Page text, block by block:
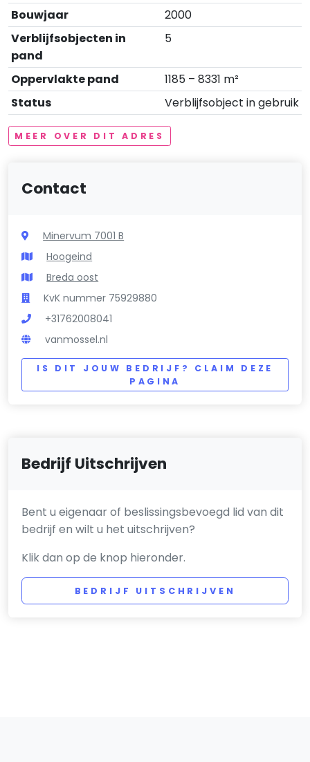
Bouwjaar
2000
Verblijfsobjecten in
pand
5
Oppervlakte pand
1185 – 8331 m²
Status
Verblijfsobject in gebruik
MEER OVER DIT ADRES
Contact
Minervum 7001 B
Hoogeind
Breda oost
KvK nummer 75929880
+31762008041
vanmossel.nl
IS DIT JOUW BEDRIJF? CLAIM DEZE
PAGINA
Bedrijf Uitschrijven
Bent u eigenaar of beslissingsbevoegd lid van dit
bedrijf en wilt u het uitschrijven?
Klik dan op de knop hieronder.
BEDRIJF UITSCHRIJVEN